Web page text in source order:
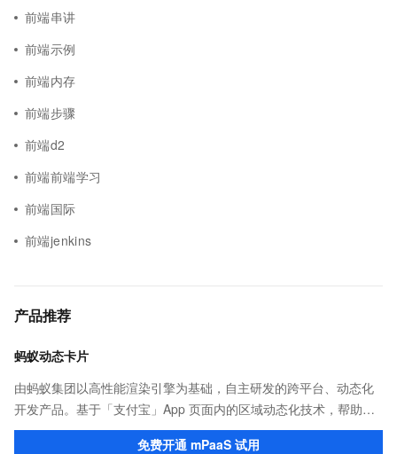
前端串讲
前端示例
前端内存
前端步骤
前端d2
前端前端学习
前端国际
前端jenkins
产品推荐
蚂蚁动态卡片
由蚂蚁集团以高性能渲染引擎为基础，自主研发的跨平台、动态化
开发产品。基于「支付宝」App 页面内的区域动态化技术，帮助客
户提升研发效率的同时，追求轻量、流畅的 App 性能体验。
免费开通 mPaaS 试用